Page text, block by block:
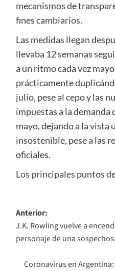
mecanismos de
fines cambiarios.
Las medidas llegan
llevaba 12 semanas
a un ritmo cada vez
prácticamente
julio, pese al cepo y las
impuestas a la demanda
mayo, dejando a la vista
insostenible, pese a las
oficiales.
Los principales puntos
Navegación
de
entradas
Anterior:
J.K. Rowling vuelve a
personaje de una
Coronavirus en